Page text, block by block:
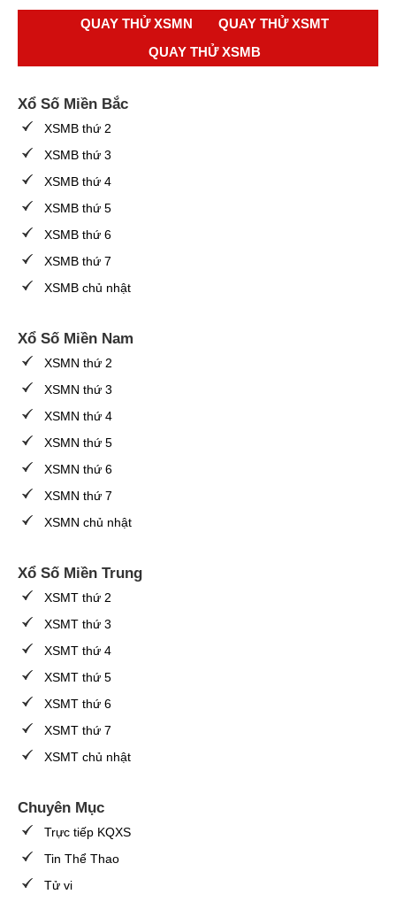
QUAY THỬ XSMN
QUAY THỬ XSMT
QUAY THỬ XSMB
Xổ Số Miền Bắc
XSMB thứ 2
XSMB thứ 3
XSMB thứ 4
XSMB thứ 5
XSMB thứ 6
XSMB thứ 7
XSMB chủ nhật
Xổ Số Miền Nam
XSMN thứ 2
XSMN thứ 3
XSMN thứ 4
XSMN thứ 5
XSMN thứ 6
XSMN thứ 7
XSMN chủ nhật
Xổ Số Miền Trung
XSMT thứ 2
XSMT thứ 3
XSMT thứ 4
XSMT thứ 5
XSMT thứ 6
XSMT thứ 7
XSMT chủ nhật
Chuyên Mục
Trực tiếp KQXS
Tin Thể Thao
Tử vi